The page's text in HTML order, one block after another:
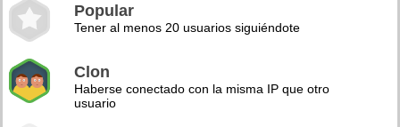
Popular
Tener al menos 20 usuarios siguiéndote
Clon
Haberse conectado con la misma IP que otro
usuario